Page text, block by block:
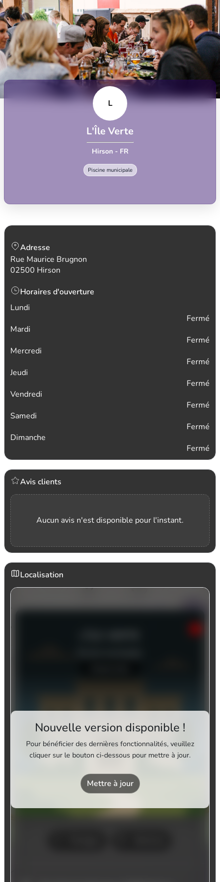
L
L'Île Verte
Hirson - FR
Piscine municipale
Adresse
Rue Maurice Brugnon
02500 Hirson
Horaires d'ouverture
Lundi
Fermé
Mardi
Fermé
Mercredi
Fermé
Jeudi
Fermé
Vendredi
Fermé
Samedi
Fermé
Dimanche
Fermé
Avis clients
Aucun avis n'est disponible pour l'instant.
Localisation